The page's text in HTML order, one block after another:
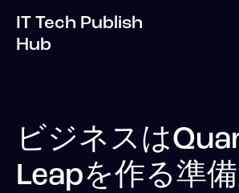
IT Tech Publish
Hub
ビジネスは
Leapを作る準